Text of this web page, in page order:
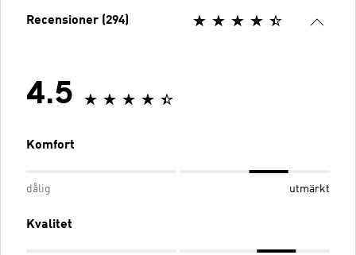
Recensioner (294)
4.5
Komfort
dålig utmärkt
Kvalitet